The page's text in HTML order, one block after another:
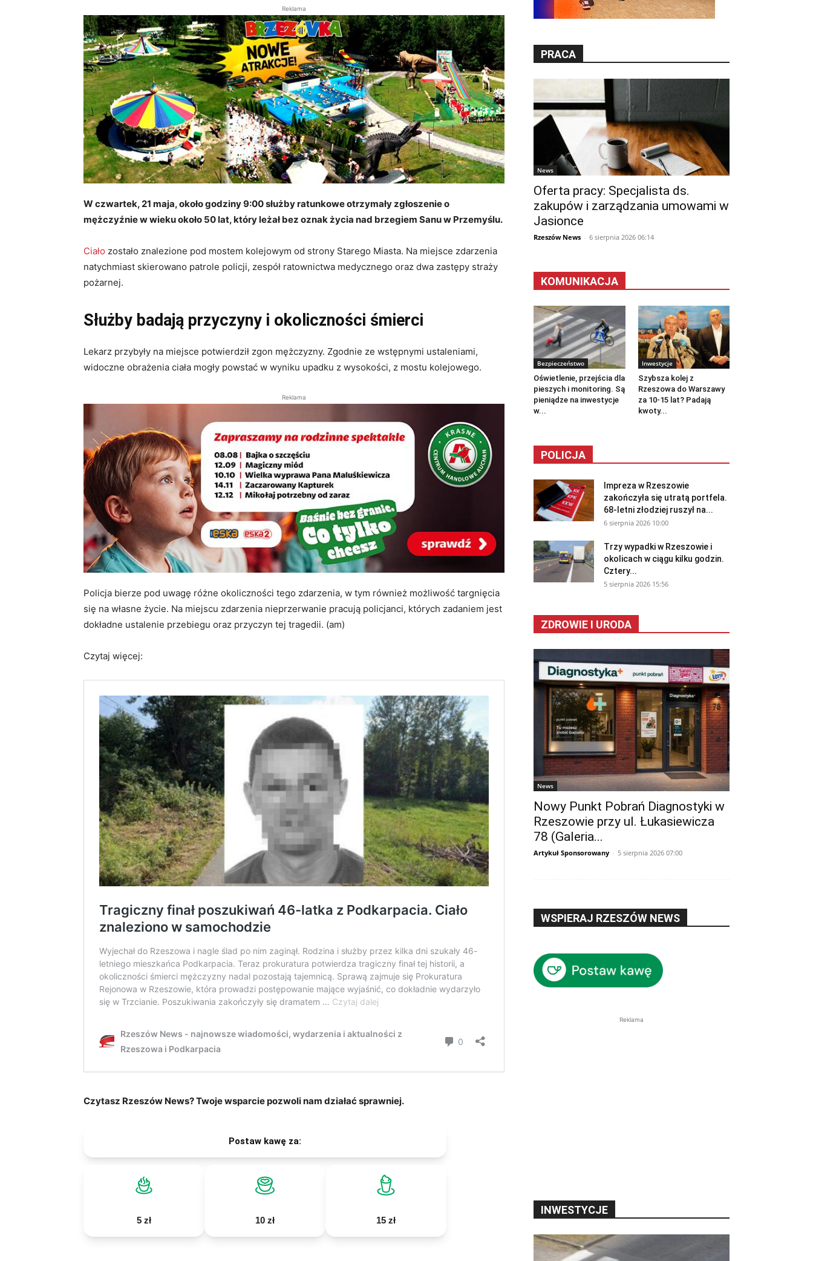
Reklama
W czwartek, 21 maja, około godziny 9:00 służby ratunkowe otrzymały zgłoszenie o
mężczyźnie w wieku około 50 lat, który leżał bez oznak życia nad brzegiem Sanu w Przemyślu.
Ciało zostało znalezione pod mostem kolejowym od strony Starego Miasta. Na miejsce zdarzenia
natychmiast skierowano patrole policji, zespół ratownictwa medycznego oraz dwa zastępy straży
pożarnej.
Służby badają przyczyny i okoliczności śmierci
Lekarz przybyły na miejsce potwierdził zgon mężczyzny. Zgodnie ze wstępnymi ustaleniami,
widoczne obrażenia ciała mogły powstać w wyniku upadku z wysokości, z mostu kolejowego.
Reklama
Policja bierze pod uwagę różne okoliczności tego zdarzenia, w tym również możliwość targnięcia
się na własne życie. Na miejscu zdarzenia nieprzerwanie pracują policjanci, których zadaniem jest
dokładne ustalenie przebiegu oraz przyczyn tej tragedii. (am)
Czytaj więcej:
Czytasz Rzeszów News? Twoje wsparcie pozwoli nam działać sprawniej.
Postaw kawę za:
5 zł 10 zł 15 zł
PRACA
News
Oferta pracy: Specjalista ds.
zakupów i zarządzania umowami w
Jasionce
Rzeszów News - 6 sierpnia 2026 06:14
KOMUNIKACJA
Bezpieczeństwo
Oświetlenie, przejścia dla
pieszych i monitoring. Są
pieniądze na inwestycje
w...
Inwestycje
Szybsza kolej z
Rzeszowa do Warszawy
za 10-15 lat? Padają
kwoty...
POLICJA
Impreza w Rzeszowie
zakończyła się utratą portfela.
68-letni złodziej ruszył na...
6 sierpnia 2026 10:00
Trzy wypadki w Rzeszowie i
okolicach w ciągu kilku godzin.
Cztery...
5 sierpnia 2026 15:56
ZDROWIE I URODA
News
Nowy Punkt Pobrań Diagnostyki w
Rzeszowie przy ul. Łukasiewicza
78 (Galeria...
Artykuł Sponsorowany - 5 sierpnia 2026 07:00
WSPIERAJ RZESZÓW NEWS
Reklama
INWESTYCJE